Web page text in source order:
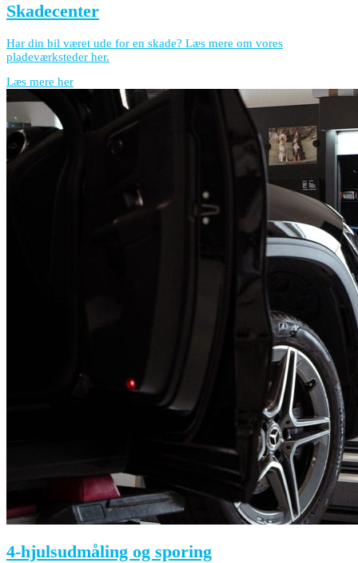
Skadecenter
Har din bil været ude for en skade? Læs mere om vores
pladeværksteder her.
Læs mere her
4-hjulsudmåling og sporing